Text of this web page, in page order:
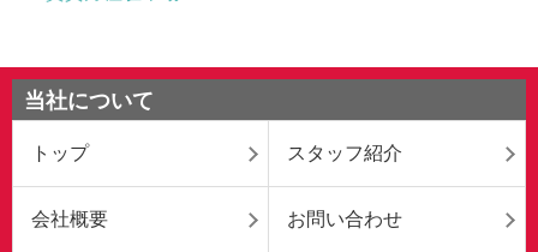
当社について
トップ スタッフ紹介
会社概要 お問い合わせ